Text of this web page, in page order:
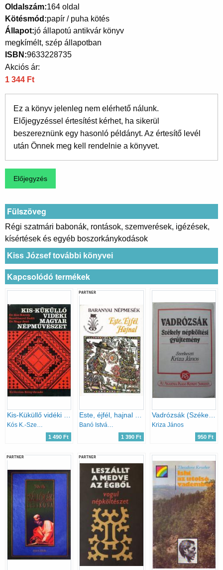
Oldalszám 164 oldal
Kötésmód papír / puha kötés
Állapot jó állapotú antikvár könyv
megkímélt, szép állapotban
ISBN 9633228735
Akciós ár:
1 344 Ft
Ez a könyv jelenleg nem elérhető nálunk.
Előjegyzéssel értesítést kérhet, ha sikerül
beszereznünk egy hasonló példányt. Az értesítő levél
után Önnek meg kell rendelnie a könyvet.
Fülszöveg
Régi szatmári babonák, rontások, szemverések, igézések,
kísértések és egyéb boszorkánykodások
Kiss József további könyvei
Kapcsolódó termékek
Kis-Küküllő vidéki magyar népművészet
Kós K.-Szentimrei J.-Nagy J.
1 490 Ft
PARTNER
Este, éjfél, hajnal (Baranyai népmesék)
Banó István (szerk.)
1 390 Ft
Vadrózsák (Székely népköltési gyűjtemény)
Kriza János
950 Ft
PARTNER PARTNER